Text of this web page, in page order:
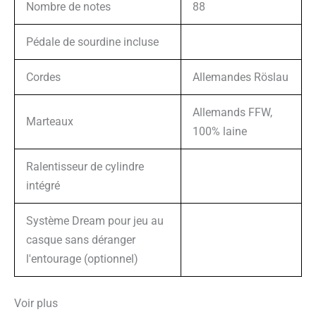
Nombre de notes 88
Pédale de sourdine incluse
Cordes Allemandes Röslau
Marteaux
Allemands FFW,
100% laine
Ralentisseur de cylindre
intégré
Système Dream pour jeu au
casque sans déranger
l'entourage (optionnel)
Voir plus